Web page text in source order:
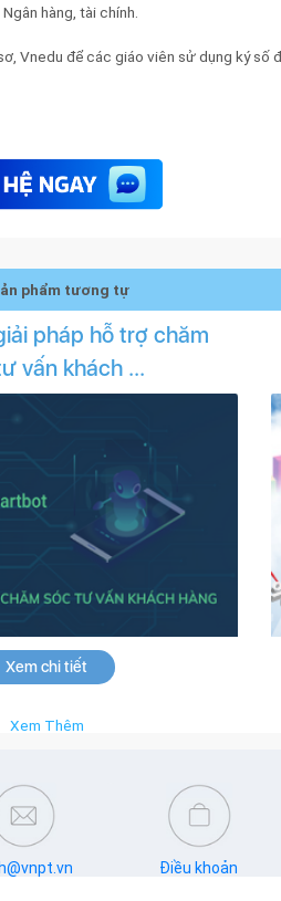
hàng, tài chính.
Vnedu để các giáo viên sử dụng ký số
phẩm tương tự
pháp hỗ trợ chăm
vấn khách ...
Xem chi tiết
Xem Thêm
Điều khoản